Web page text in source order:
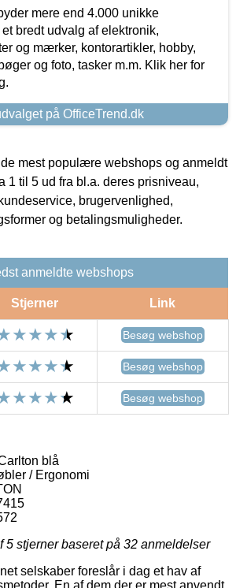
mere end 4.000 unikke
bredt udvalg af elektronik,
og mærker, kontorartikler, hobby,
og foto, tasker m.m. Klik her for
på OfficeTrend.dk
mest populære webshops og anmeldt
1 til 5 ud fra bl.a. deres prisniveau,
brugervenlighed,
og betalingsmuligheder.
anmeldte webshops
Stjerner Link
Besøg webshop
Besøg webshop
Besøg webshop
blå
/ Ergonomi
5 stjerner baseret på 32 anmeldelser
selskaber foreslår i dag et hav af
En af dem der er mest anvendt